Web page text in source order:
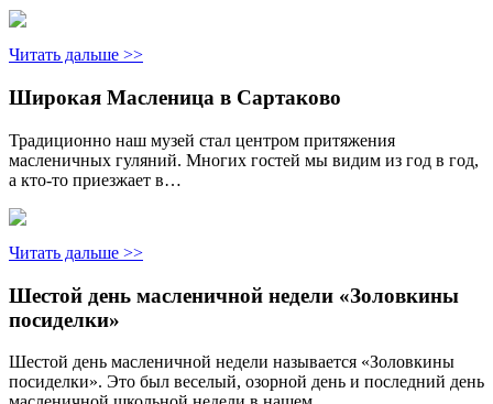
Читать дальше >>
Широкая Масленица в Сартаково
Традиционно наш музей стал центром притяжения
масленичных гуляний. Многих гостей мы видим из год в год,
а кто-то приезжает в…
Читать дальше >>
Шестой день масленичной недели «Золовкины
посиделки»
Шестой день масленичной недели называется «Золовкины
посиделки». Это был веселый, озорной день и последний день